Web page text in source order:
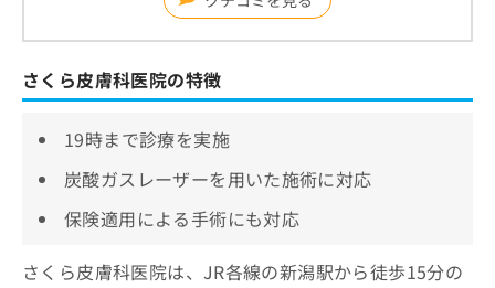
さくら皮膚科医院の特徴
19時まで診療を実施
炭酸ガスレーザーを用いた施術に対応
保険適用による手術にも対応
さくら皮膚科医院は、JR各線の新潟駅から徒歩15分の